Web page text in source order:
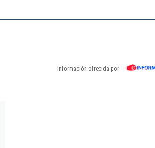
Información ofrecida por